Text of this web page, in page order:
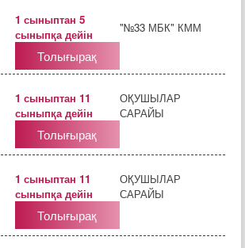
1 сыныптан 5
сыныпқа дейін
"№33 МБК" КММ
Толығырақ
1 сыныптан 11
сыныпқа дейін
ОҚУШЫЛАР
САРАЙЫ
Толығырақ
1 сыныптан 11
сыныпқа дейін
ОҚУШЫЛАР
САРАЙЫ
Толығырақ